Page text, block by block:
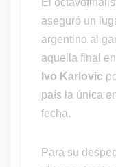
aseguró un
argentino al
aquella final
Ivo Karlovic
país la única
fecha.
Para su